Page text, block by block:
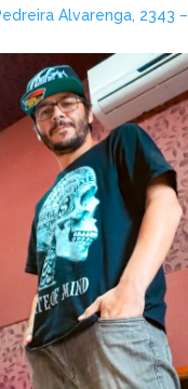
Alvarenga, 2343 –